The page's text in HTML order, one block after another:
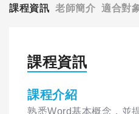
課程資訊 老師簡介 適合對
課程資訊
課程介紹
熟悉Word基本概念，並